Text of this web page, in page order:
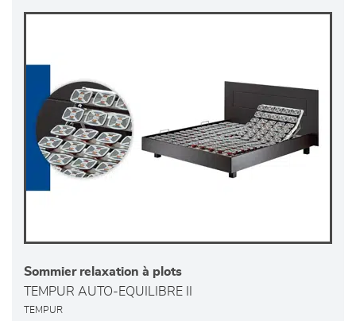
Sommier relaxation à plots
TEMPUR AUTO-EQUILIBRE II
TEMPUR